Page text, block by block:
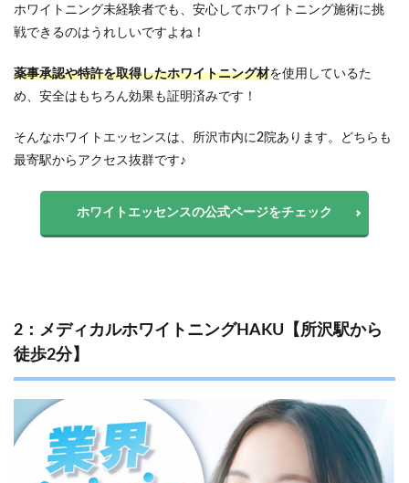
ホワイトニング未経験者でも、安心してホワイトニング施術に挑
戦できるのはうれしいですよね！
薬事承認や特許を取得したホワイトニング材を使用しているた
め、安全はもちろん効果も証明済みです！
そんなホワイトエッセンスは、所沢市内に2院あります。どちらも
最寄駅からアクセス抜群です♪
ホワイトエッセンスの公式ページをチェック
2：メディカルホワイトニングHAKU【所沢駅から
徒歩2分】